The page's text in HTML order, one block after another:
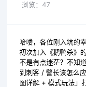
浏览：47
哈喽，各位刚入坑的
初次加入《鹅鸭杀》
不是有点迷茫？不知
到刺客 / 警长该怎么
图详解 + 模式玩法」